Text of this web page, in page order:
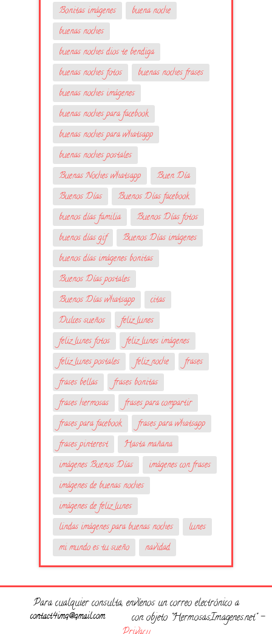
Bonitas imágenes
buena noche
buenas noches
buenas noches dios te bendiga
buenas noches fotos
buenas noches frases
buenas noches imágenes
buenas noches para facebook
buenas noches para whatsapp
buenas noches postales
Buenas Noches whatsapp
Buen Día
Buenos Días
Buenos Días facebook
buenos días familia
Buenos Días fotos
buenos días gif
Buenos Días imágenes
buenos días imágenes bonitas
Buenos Días postales
Buenos Días whatsapp
citas
Dulces sueños
feliz lunes
feliz lunes fotos
feliz lunes imágenes
feliz lunes postales
feliz noche
frases
frases bellas
frases bonitas
frases hermosas
frases para compartir
frases para facebook
frases para whatsapp
frases pinterest
Hasta mañana
imágenes Buenos Días
imágenes con frases
imágenes de buenas noches
imágenes de feliz lunes
lindas imágenes para buenas noches
lunes
mi mundo es tu sueño
navidad
Para cualquier consulta, envíenos un correo electrónico a
con objeto "HermosasImagenes.net" -